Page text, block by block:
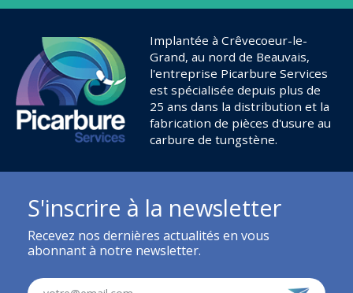
Implantée à Crêvecoeur-le-
Grand, au nord de Beauvais,
l'entreprise Picarbure Services
est spécialisée depuis plus de
25 ans dans la distribution et la
fabrication de pièces d'usure au
carbure de tungstène.
S'inscrire à la newsletter
Recevez nos dernières actualités en vous
abonnant à notre newsletter.